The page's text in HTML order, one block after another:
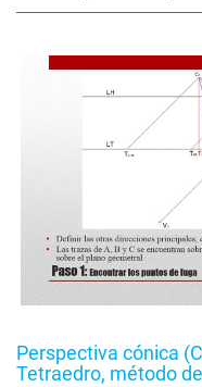
Perspectiva cónica
Tetraedro, método